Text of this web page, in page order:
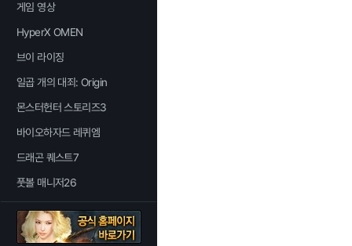
게임 영상
HyperX OMEN
브이 라이징
일곱 개의 대죄: Origin
몬스터헌터 스토리즈3
바이오하자드 레퀴엠
드래곤 퀘스트7
풋볼 매니저26